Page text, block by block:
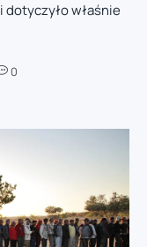
właśnie
0